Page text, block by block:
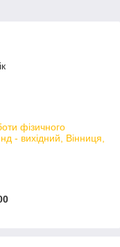
фізичного
- вихідний, Вінниця,